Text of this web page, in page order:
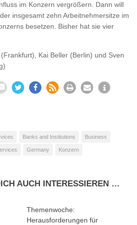
im Konzern vergrößern. Dann will
insgesamt zehn Arbeitnehmersitze im
besetzen. Bisher hat sie vier
Kai Beller (Berlin) und Sven
Banks and Institutions Business
Germany Konzern
AUCH INTERESSIEREN …
Themenwoche:
Herausforderungen für